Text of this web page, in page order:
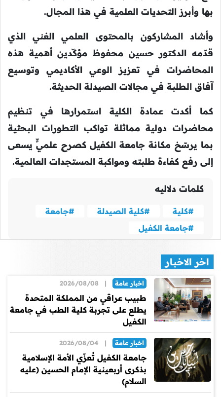
بها وأبرز التحديات العلمية في هذا المجال.
وأشاد المشاركون بالمحتوى العلمي الغني الذي
قدّمه الدكتور حسين محفوظ مؤكّدين أهمية هذه
المحاضرات في تعزيز الوعي الأكاديمي وتوسيع
آفاق الطلبة في مجالات الصيدلة الحديثة.
كما أكدت عمادة الكلية استمرارها في تنظيم
محاضرات دولية مماثلة تواكب التطورات البحثية
بما يرسّخ مكانة جامعة الكفيل كصرحٍ علميٍّ يسعى
إلى رفع كفاءة طلبته ومواكبة المستجدات العالمية.
كلمات دلاليه
#كلية #كلية الصيدلة
#جامعة
#جامعة الكفيل
اخر الاخبار
اخبار عامة |
2026/08/08
طبيب عراقي من المملكة المتحدة
يطلع على تجربة كلية الطب في جامعة
الكفيل
اخبار عامة |
2026/08/04
جامعة الكفيل تُعزّي الأمة الإسلامية
بذكرى أربعينية الإمام الحسين (عليه
السلام)